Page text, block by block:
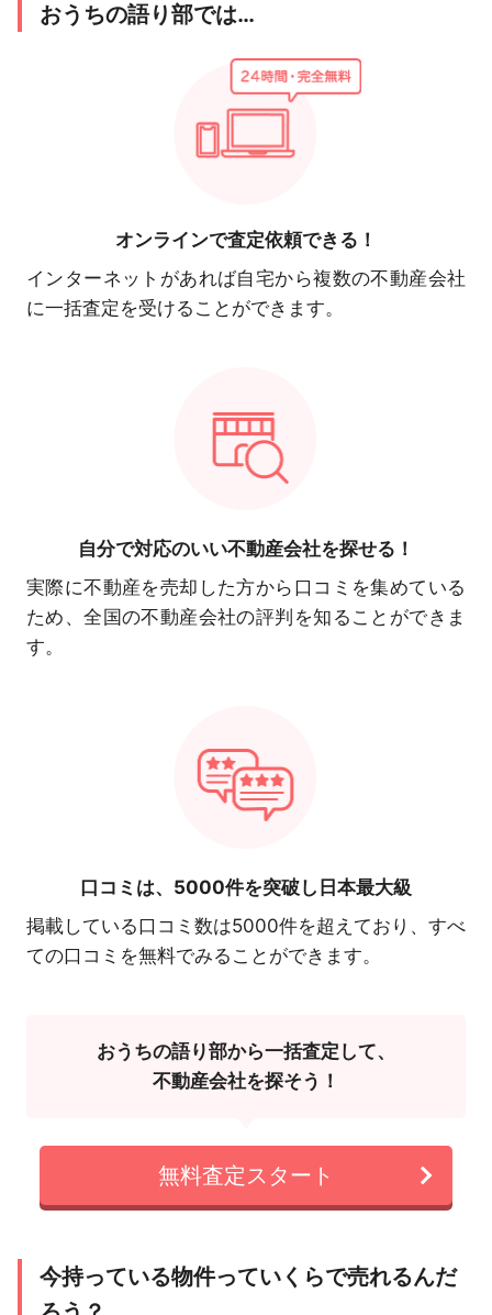
おうちの語り部では…
オンラインで査定依頼できる！
インターネットがあれば自宅から複数の不動産会社
に一括査定を受けることができます。
自分で対応のいい不動産会社を探せる！
実際に不動産を売却した方から口コミを集めている
ため、全国の不動産会社の評判を知ることができま
す。
口コミは、 5000件を突破し日本最大級
掲載している口コミ数は5000件を超えており、すべ
ての口コミを無料でみることができます。
おうちの語り部から一括査定して、
不動産会社を探そう！
無料査定スタート
今持っている物件っていくらで売れるんだ